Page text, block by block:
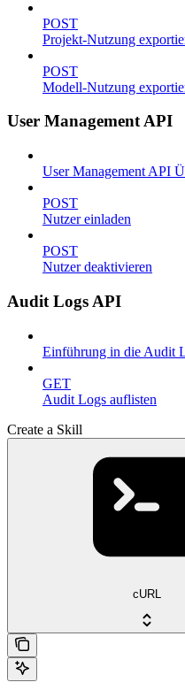
POST
Projekt-Nutzung
POST
Modell-Nutzung
User Management API
User Management API
POST
Nutzer einladen
POST
Nutzer deaktivieren
Audit Logs API
Einführung in die Audit
GET
Audit Logs auflisten
Create a Skill
cURL